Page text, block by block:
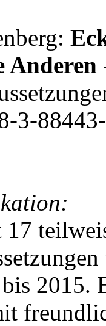
Anderen
3-
2015.